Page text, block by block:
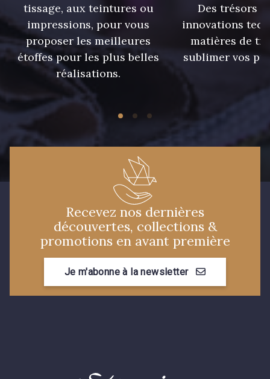
tissage, aux teintures ou
impressions, pour vous
proposer les meilleures
étoffes pour les plus belles
réalisations.
Des trésors
innovations
matières de
sublimer vos
Recevez nos dernières
découvertes, collections &
promotions en avant première
Je m'abonne à la newsletter